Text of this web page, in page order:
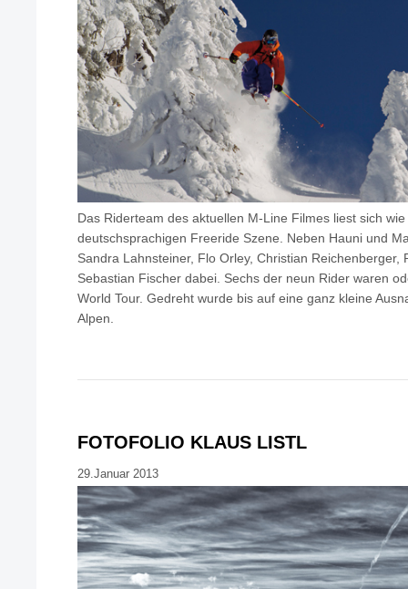
Das Riderteam des aktuellen M-Line Filmes liest sich
deutschsprachigen Freeride Szene. Neben Hauni und
Sandra Lahnsteiner, Flo Orley, Christian Reichenberger,
Sebastian Fischer dabei. Sechs der neun Rider waren
World Tour. Gedreht wurde bis auf eine ganz kleine
Alpen.
FOTOFOLIO KLAUS LISTL
29.Januar 2013